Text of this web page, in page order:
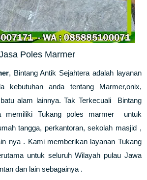
Poles Marmer
, Bintang Antik Sejahtera adalah layanan
kebutuhan anda tentang Marmer,onix,
alam lainnya. Tak Terkecuali Bintang
memiliki Tukang poles marmer untuk
tangga, perkantoran, sekolah masjid ,
nya . Kami memberikan layanan Tukang
untuk seluruh Wilayah pulau Jawa
dan lain sebagainya .